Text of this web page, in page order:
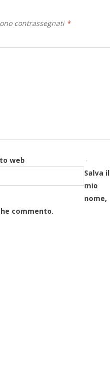
contrassegnati *
web
Salva il
mio
nome,
commento.